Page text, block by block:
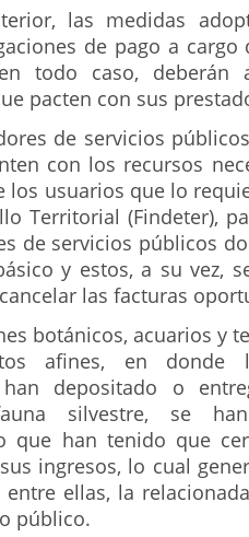
las medidas
de pago a cargo
todo caso, deberán
pacten con sus
de servicios
con los recursos
los usuarios que lo
Territorial (Findeter),
de servicios públicos
y estos, a su vez,
las facturas
botánicos, acuarios y
afines, en donde
han depositado o
silvestre, se
que han tenido que
ingresos, lo cual
ellas, la
público.